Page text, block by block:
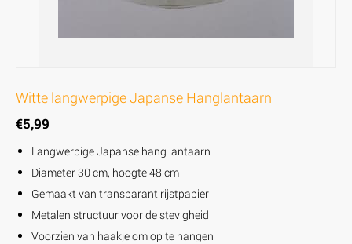
Witte langwerpige Japanse Hanglantaarn
€5,99
Langwerpige Japanse hang lantaarn
Diameter 30 cm, hoogte 48 cm
Gemaakt van transparant rijstpapier
Metalen structuur voor de stevigheid
Voorzien van haakje om op te hangen